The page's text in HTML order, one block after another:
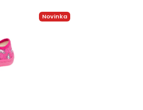
Novinka